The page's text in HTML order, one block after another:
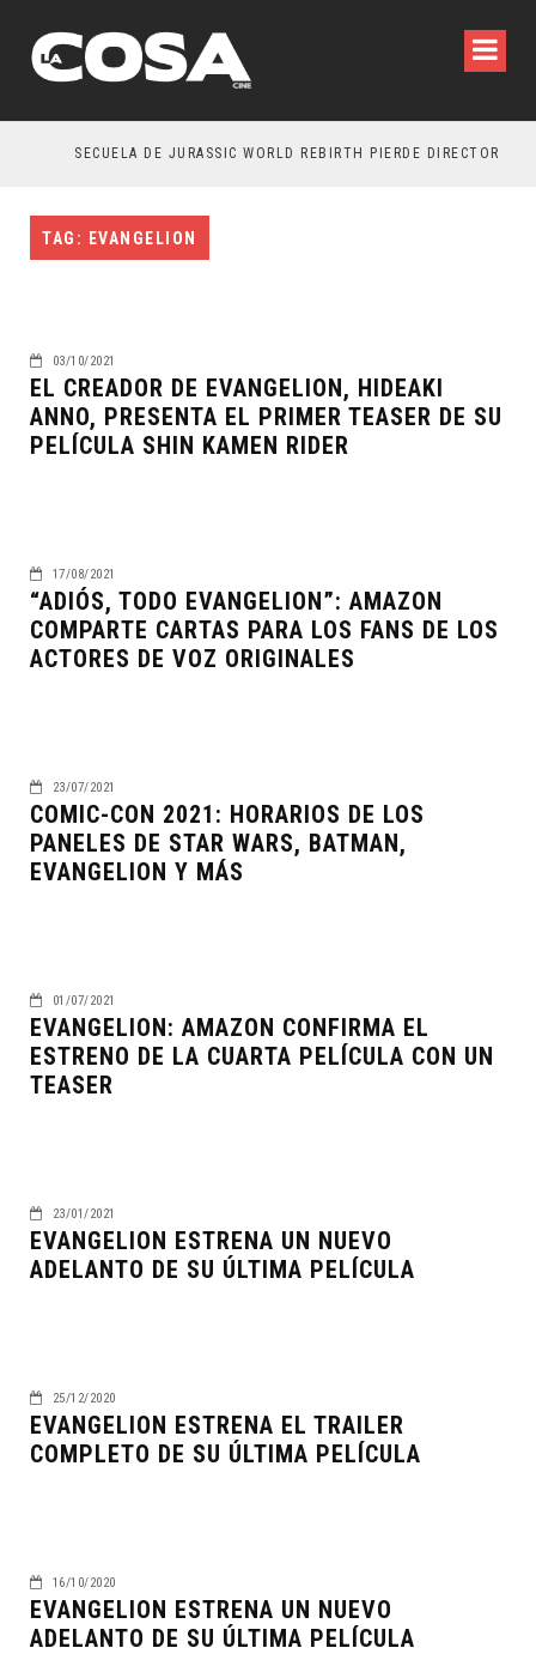
SECUELA DE JURASSIC WORLD REBIRTH PIERDE DIRECTOR
TAG: EVANGELION
03/10/2021
EL CREADOR DE EVANGELION, HIDEAKI
ANNO, PRESENTA EL PRIMER TEASER DE SU
PELÍCULA SHIN KAMEN RIDER
17/08/2021
“ADIÓS, TODO EVANGELION”: AMAZON
COMPARTE CARTAS PARA LOS FANS DE LOS
ACTORES DE VOZ ORIGINALES
23/07/2021
COMIC-CON 2021: HORARIOS DE LOS
PANELES DE STAR WARS, BATMAN,
EVANGELION Y MÁS
01/07/2021
EVANGELION: AMAZON CONFIRMA EL
ESTRENO DE LA CUARTA PELÍCULA CON UN
TEASER
23/01/2021
EVANGELION ESTRENA UN NUEVO
ADELANTO DE SU ÚLTIMA PELÍCULA
25/12/2020
EVANGELION ESTRENA EL TRAILER
COMPLETO DE SU ÚLTIMA PELÍCULA
16/10/2020
EVANGELION ESTRENA UN NUEVO
ADELANTO DE SU ÚLTIMA PELÍCULA